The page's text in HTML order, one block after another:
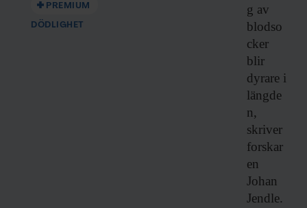
PREMIUM
DÖDLIGHET
g av
blodso
cker
blir
dyrare i
längde
n,
skriver
forskar
en
Johan
Jendle.